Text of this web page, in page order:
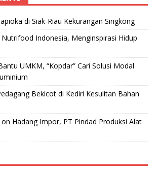
di Siak-Riau Kekurangan Singkong
Indonesia, Menginspirasi Hidup
UMKM, “Kopdar” Cari Solusi Modal
Bekicot di Kediri Kesulitan Bahan
on Hadang Impor, PT Pindad Produksi Alat